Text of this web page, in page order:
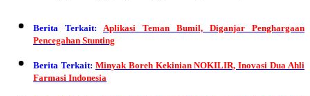
Berita Terkait: Aplikasi Teman Bumil, Diganjar Penghargaan
Pencegahan Stunting
Berita Terkait: Minyak Boreh Kekinian NOKILIR, Inovasi Dua Ahli
Farmasi Indonesia